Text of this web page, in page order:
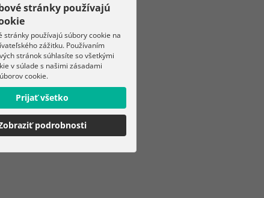
stránky používajú
stránky používajú súbory cookie na
zážitku. Používaním
stránok súhlasíte so všetkými
v súlade s našimi zásadami
cookie.
Prijať všetko
podrobnosti